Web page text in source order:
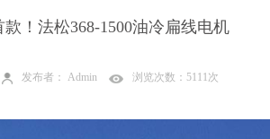
！法松368-1500油冷扁线电机
发布者： Admin 浏览次数：5111次